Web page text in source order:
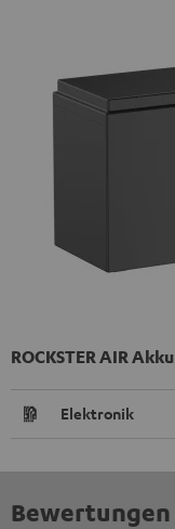
ROCKSTER AIR Akku
Elektronik
Bewertungen